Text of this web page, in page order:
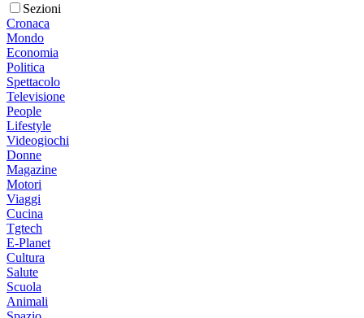
Sezioni
Cronaca
Mondo
Economia
Politica
Spettacolo
Televisione
People
Lifestyle
Videogiochi
Donne
Magazine
Motori
Viaggi
Cucina
Tgtech
E-Planet
Cultura
Salute
Scuola
Animali